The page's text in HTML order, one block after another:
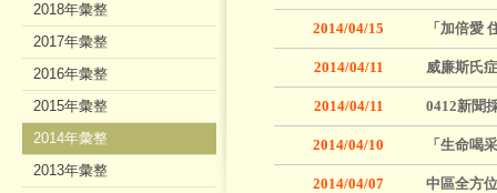
2014/04/15 「加倍愛
2014/04/11 威廉斯氏
2014/04/11 0412新聞
2014/04/10 「生命喝
2014/04/07 中區全方
2018年彙整
2017年彙整
2016年彙整
2015年彙整
2014年彙整
2013年彙整